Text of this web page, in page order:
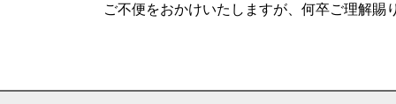
ご不便をおかけいたしますが、何卒ご理解賜